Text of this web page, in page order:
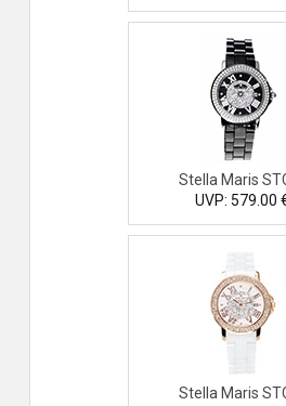
Stella Maris
UVP: 579.00
Stella Maris